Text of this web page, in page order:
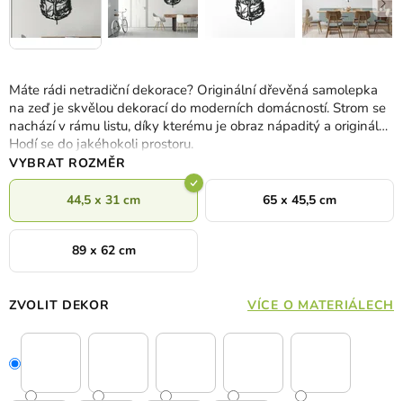
Máte rádi netradiční dekorace? Originální dřevěná samolepka
na zeď je skvělou dekorací do moderních domácností. Strom se
nachází v rámu listu, díky kterému je obraz nápaditý a originální.
Hodí se do jakéhokoli prostoru.
VYBRAT ROZMĚR
44,5 x 31 cm 65 x 45,5 cm
89 x 62 cm
ZVOLIT DEKOR VÍCE O MATERIÁLECH